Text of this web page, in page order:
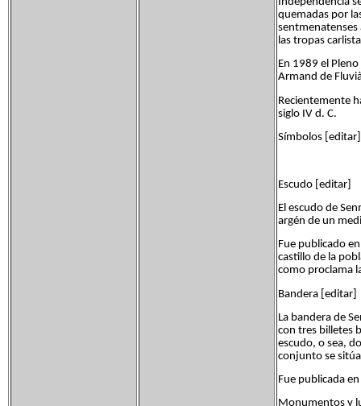
quemadas por
sentmenatenses
las tropas
En 1989 el
Armand de
Recientemente
siglo IV d. C.
Símbolos [editar]
Escudo [editar]
El escudo de
argén de un
Fue publicado
castillo de la
como proclama
Bandera [editar]
La bandera de
con tres billetes
escudo, o sea,
conjunto se
Fue publicada
Monumentos y